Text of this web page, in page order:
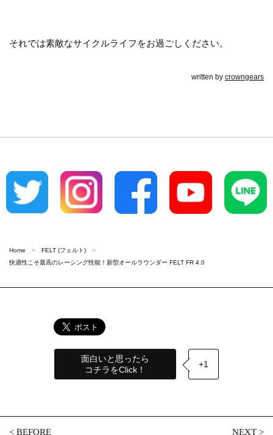
それでは素敵なサイクルライフをお過ごしください。
written by crowngears
Home
FELT (フェルト)
快適性こそ最高のレーシング性能！新型オールラウンダー FELT FR 4.0
面白いと思ったら
コチラをClick！
+1
<BEFORE NEXT>